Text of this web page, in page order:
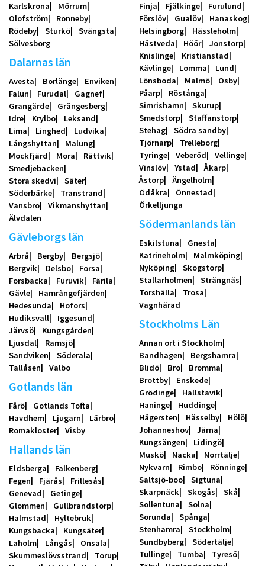
Karlskrona
Mörrum
Olofström
Ronneby
Rödeby
Sturkö
Svängsta
Sölvesborg
Dalarnas län
Avesta Borlänge
Enviken
Falun
Furudal
Gagnef
Grangärde
Grängesberg
Idre
Krylbo
Leksand
Lima
Linghed
Ludvika
Långshyttan
Malung
Mockfjärd
Mora
Rättvik
Smedjebacken
Stora skedvi
Säter
Söderbärke
Transtrand
Vansbro
Vikmanshyttan
Älvdalen
Gävleborgs län
Arbrå Bergby
Bergsjö
Bergvik
Delsbo
Forsa
Forsbacka
Furuvik
Färila
Gävle
Hamrångefjärden
Hedesunda
Hofors
Hudiksvall
Iggesund
Järvsö
Kungsgården
Ljusdal
Ramsjö
Sandviken
Söderala
Tallåsen
Valbo
Gotlands län
Fårö
Gotlands Tofta
Havdhem
Ljugarn
Lärbro
Romakloster
Visby
Hallands län
Eldsberga
Falkenberg
Fegen
Fjärås
Frillesås
Genevad
Getinge
Glommen
Gullbrandstorp
Halmstad
Hyltebruk
Kungsbacka
Kungsäter
Laholm
Långås
Onsala
Skummeslövsstrand
Torup
Finja
Fjälkinge
Furulund
Förslöv
Gualöv
Hanaskog
Helsingborg
Hässleholm
Hästveda
Höör
Jonstorp
Knislinge
Kristianstad
Kävlinge
Lomma
Lund
Lönsboda
Malmö
Osby
Påarp
Röstånga
Simrishamn
Skurup
Smedstorp
Staffanstorp
Stehag
Södra sandby
Tjörnarp
Trelleborg
Tyringe
Veberöd
Vellinge
Vinslöv
Ystad
Åkarp
Åstorp
Ängelholm
Ödåkra
Önnestad
Örkelljunga
Södermanlands län
Eskilstuna
Gnesta
Katrineholm
Malmköping
Nyköping
Skogstorp
Stallarholmen
Strängnäs
Torshälla
Trosa
Vagnhärad
Stockholms Län
Annan ort i Stockholm
Bandhagen
Bergshamra
Blidö
Bro
Bromma
Brottby
Enskede
Grödinge
Hallstavik
Haninge
Huddinge
Hägersten
Hässelby
Hölö
Johanneshov
Järna
Kungsängen
Lidingö
Muskö
Nacka
Norrtälje
Nykvarn
Rimbo
Rönninge
Saltsjö-boo
Sigtuna
Skarpnäck
Skogås
Skå
Sollentuna
Solna
Sorunda
Spånga
Stenhamra
Stockholm
Sundbyberg
Södertälje
Tullinge
Tumba
Tyresö